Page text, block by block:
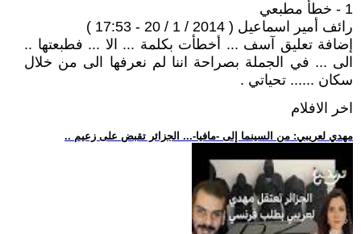
1 - خطأ مطبعي
رائف أمير اسماعيل ( 2014 / 1 / 20 - 17:53 )
إضافة تعليق آسف ... أخطأت بكلمة ... الا ... فطبعتها ..
الى ... في الجملة بصراحة اننا لم نعرفها الى من خلال
سكان ...... تحياتي .
اخر الافلام
.. مهدي لعريبي: من السينما إلى -مافيا-... الجزائر تقبض على زعيم